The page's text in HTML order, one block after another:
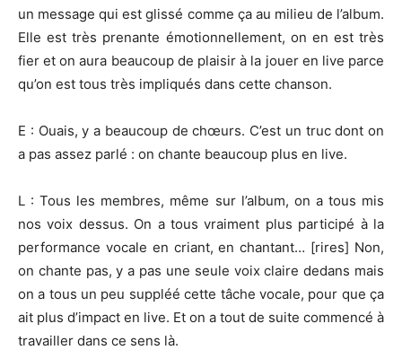
un message qui est glissé comme ça au milieu de l’album.
Elle est très prenante émotionnellement, on en est très
fier et on aura beaucoup de plaisir à la jouer en live parce
qu’on est tous très impliqués dans cette chanson.
E : Ouais, y a beaucoup de chœurs. C’est un truc dont on
a pas assez parlé : on chante beaucoup plus en live.
L : Tous les membres, même sur l’album, on a tous mis
nos voix dessus. On a tous vraiment plus participé à la
performance vocale en criant, en chantant… [rires] Non,
on chante pas, y a pas une seule voix claire dedans mais
on a tous un peu suppléé cette tâche vocale, pour que ça
ait plus d’impact en live. Et on a tout de suite commencé à
travailler dans ce sens là.